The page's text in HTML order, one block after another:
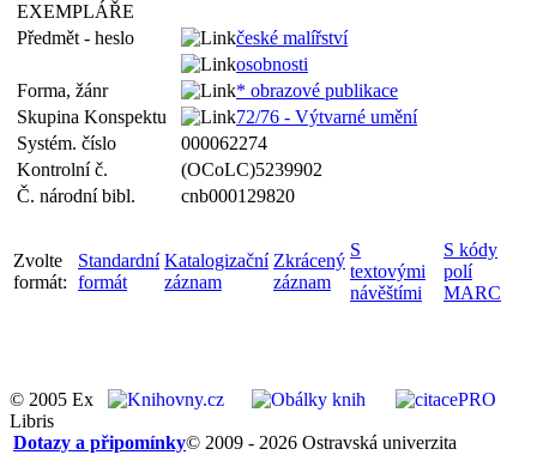
EXEMPLÁŘE
Předmět - heslo
české malířství
osobnosti
Forma, žánr
* obrazové publikace
Skupina Konspektu
72/76 - Výtvarné umění
Systém. číslo
000062274
Kontrolní č.
(OCoLC)5239902
Č. národní bibl.
cnb000129820
Zvolte
formát:
Standardní
formát
Katalogizační
záznam
Zkrácený
záznam
S
textovými
návěštími
S kódy
polí
MARC
© 2005 Ex
Libris
© 2009 - 2026 Ostravská univerzita
Dotazy a připomínky